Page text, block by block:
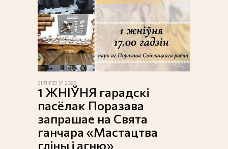
31 ЛІПЕНЯ 2026
1 ЖНІЎНЯ гарадскі
пасёлак Поразава
запрашае на Свята
ганчара «Мастацтва
гліны і агню»